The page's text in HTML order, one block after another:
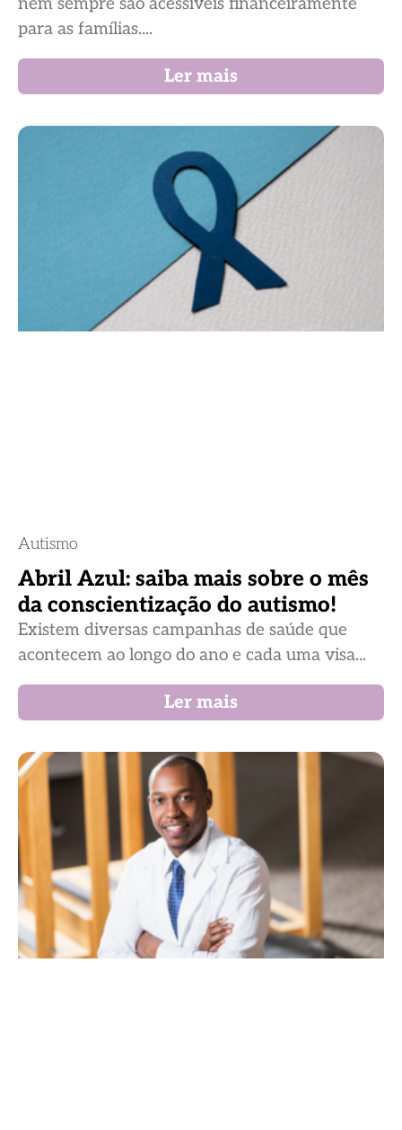
para as famílias....
Ler mais
Autismo
Abril Azul: saiba mais sobre o mês
da conscientização do autismo!
Existem diversas campanhas de saúde que
acontecem ao longo do ano e cada uma visa...
Ler mais